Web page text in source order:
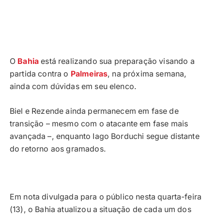
O Bahia está realizando sua preparação visando a
partida contra o Palmeiras, na próxima semana,
ainda com dúvidas em seu elenco.
Biel e Rezende ainda permanecem em fase de
transição – mesmo com o atacante em fase mais
avançada –, enquanto Iago Borduchi segue distante
do retorno aos gramados.
Em nota divulgada para o público nesta quarta-feira
(13), o Bahia atualizou a situação de cada um dos